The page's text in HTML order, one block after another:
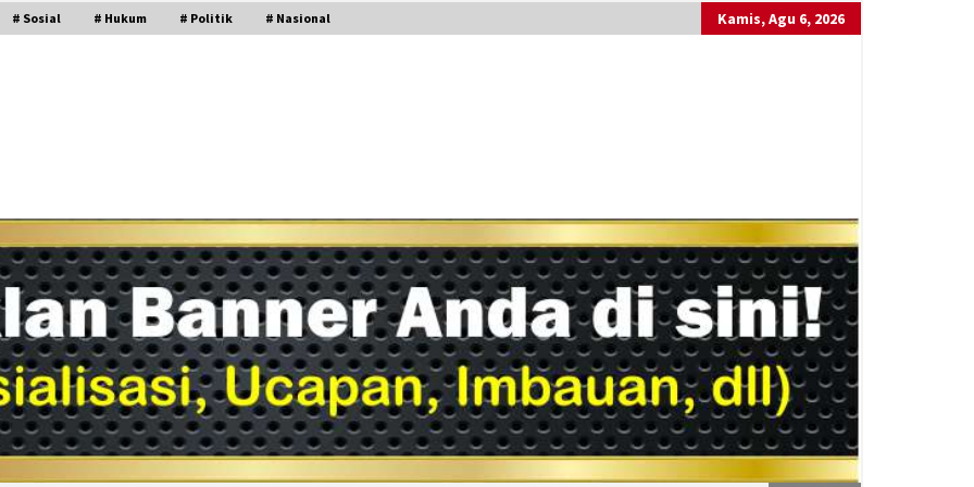
# Sosial # Hukum # Politik # Nasional Kamis, Agu 6, 2026